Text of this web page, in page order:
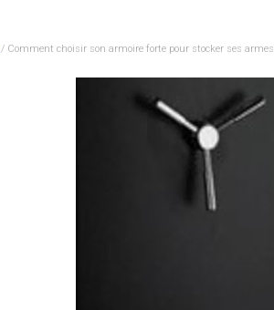
/ Comment choisir son armoire forte pour stocker ses